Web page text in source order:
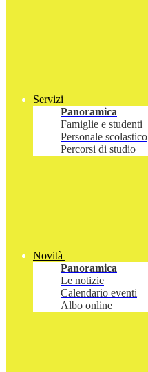
Servizi
Panoramica
Famiglie e studenti
Personale scolastico
Percorsi di studio
Novità
Panoramica
Le notizie
Calendario eventi
Albo online